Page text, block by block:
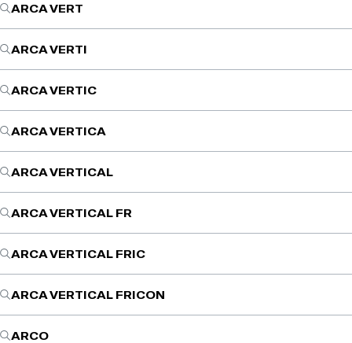
ARCA VERT
ARCA VERTI
ARCA VERTIC
ARCA VERTICA
ARCA VERTICAL
ARCA VERTICAL FR
ARCA VERTICAL FRIC
ARCA VERTICAL FRICON
ARCO